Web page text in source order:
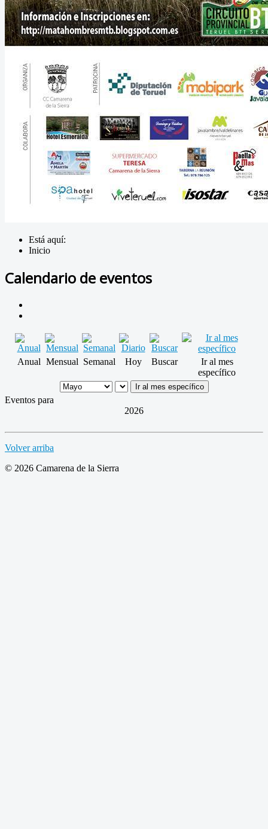
Está aquí:
Inicio
Calendario de eventos
Anual Mensual Semanal Hoy Buscar
Ir al mes
específico
Ir al mes específico
Eventos para
2026
Volver arriba
© 2026 Camarena de la Sierra